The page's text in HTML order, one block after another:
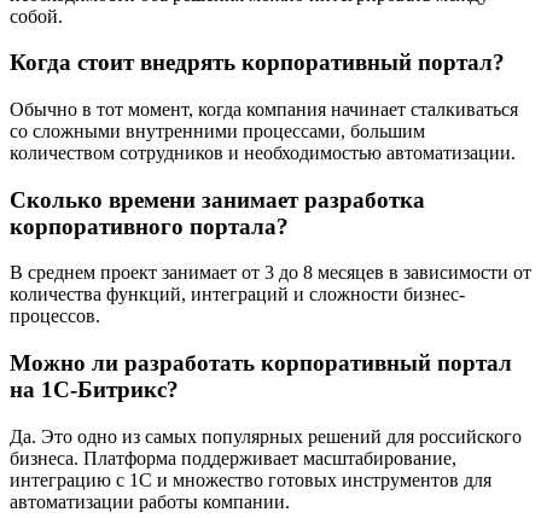
собой.
Когда стоит внедрять корпоративный портал?
Обычно в тот момент, когда компания начинает сталкиваться
со сложными внутренними процессами, большим
количеством сотрудников и необходимостью автоматизации.
Сколько времени занимает разработка
корпоративного портала?
В среднем проект занимает от 3 до 8 месяцев в зависимости от
количества функций, интеграций и сложности бизнес-
процессов.
Можно ли разработать корпоративный портал
на 1С-Битрикс?
Да. Это одно из самых популярных решений для российского
бизнеса. Платформа поддерживает масштабирование,
интеграцию с 1С и множество готовых инструментов для
автоматизации работы компании.